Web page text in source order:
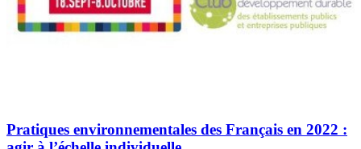
Pratiques environnementales des Français en 2022 :